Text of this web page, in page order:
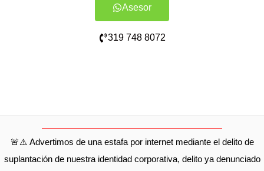
Asesor
319 748 8072
🚨⚠️ Advertimos de una estafa por internet mediante el delito de
suplantación de nuestra identidad corporativa, delito ya denunciado